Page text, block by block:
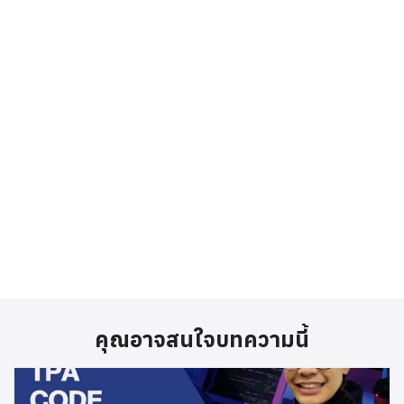
คุณอาจสนใจบทความนี้